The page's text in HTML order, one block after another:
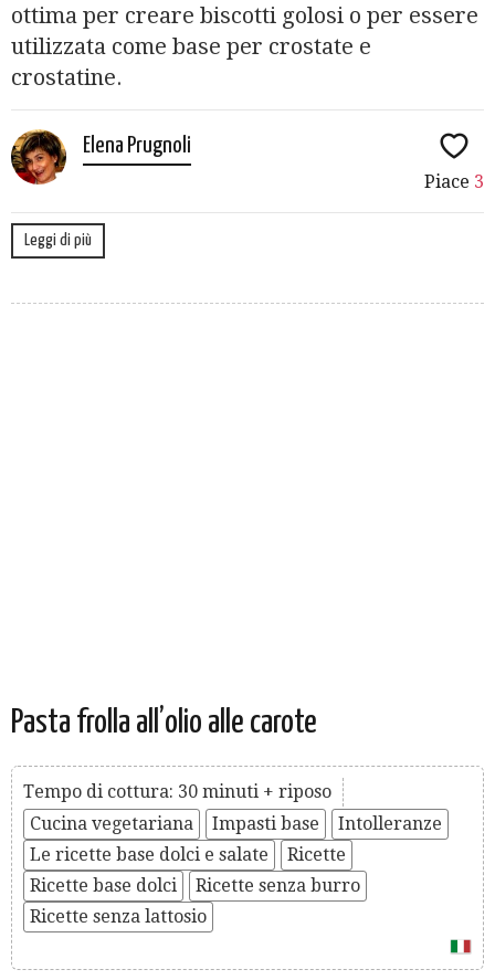
ottima per creare biscotti golosi o per essere
utilizzata come base per crostate e
crostatine.
Elena Prugnoli
Piace 3
Leggi di più
Pasta frolla all’olio alle carote
Tempo di cottura: 30 minuti + riposo
Cucina vegetariana
Impasti base
Intolleranze
Le ricette base dolci e salate
Ricette
Ricette base dolci
Ricette senza burro
Ricette senza lattosio